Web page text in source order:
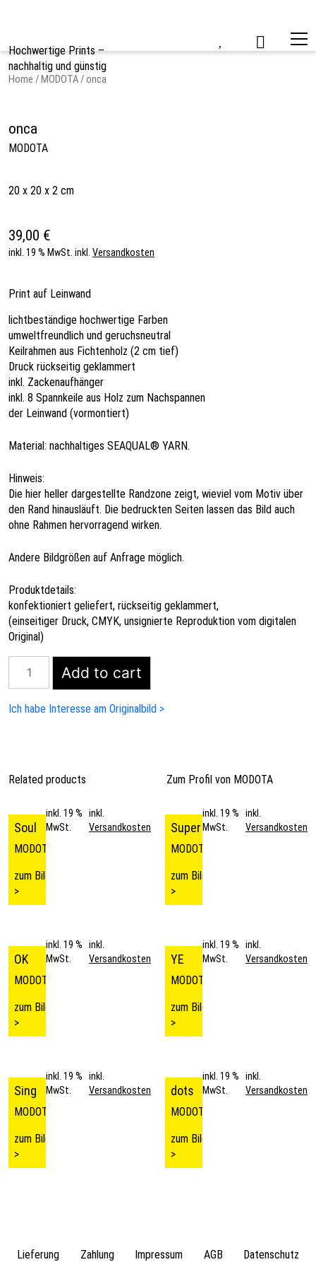
Hochwertige Prints –
nachhaltig und günstig
Home /MODOTA/ onca
onca
MODOTA
20 x 20 x 2 cm
39,00 €
inkl. 19 % MwSt. inkl. Versandkosten
Print auf Leinwand
lichtbeständige hochwertige Farben
umweltfreundlich und geruchsneutral
Keilrahmen aus Fichtenholz (2 cm tief)
Druck rückseitig geklammert
inkl. Zackenaufhänger
inkl. 8 Spannkeile aus Holz zum Nachspannen
der Leinwand (vormontiert)
Material: nachhaltiges SEAQUAL® YARN.
Hinweis:
Die hier heller dargestellte Randzone zeigt, wieviel vom Motiv über
den Rand hinausläuft. Die bedruckten Seiten lassen das Bild auch
ohne Rahmen hervorragend wirken.
Andere Bildgrößen auf Anfrage möglich.
Produktdetails:
konfektioniert geliefert, rückseitig geklammert,
(einseitiger Druck, CMYK, unsignierte Reproduktion vom digitalen
Original)
quantity
Add to cart
Ich habe Interesse am Originalbild >
Related products Zum Profil von MODOTA
Soul
MODOTA
zum Bild
>
inkl. 19 %
MwSt.
inkl.
Versandkosten
Super
MODOTA
zum Bild
>
inkl. 19 %
MwSt.
inkl.
Versandkosten
OK
MODOTA
zum Bild
>
inkl. 19 %
MwSt.
inkl.
Versandkosten
YE
MODOTA
zum Bild
>
inkl. 19 %
MwSt.
inkl.
Versandkosten
Sing
MODOTA
zum Bild
>
inkl. 19 %
MwSt.
inkl.
Versandkosten
dots
MODOTA
zum Bild
>
inkl. 19 %
MwSt.
inkl.
Versandkosten
Lieferung Zahlung Impressum AGB Datenschutz